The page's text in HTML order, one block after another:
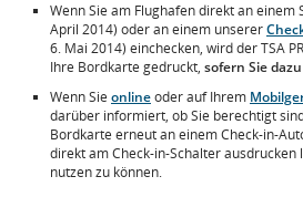
Wenn Sie am Flughafen direkt an einem
April 2014) oder an einem unserer
6. Mai 2014) einchecken, wird der TSA
Ihre Bordkarte gedruckt, sofern Sie
Wenn Sie onlineoder auf Ihrem
darüber informiert, ob Sie berechtigt
Bordkarte erneut an einem Check-in-
direkt am Check-in-Schalter ausdrucken
nutzen zu können.